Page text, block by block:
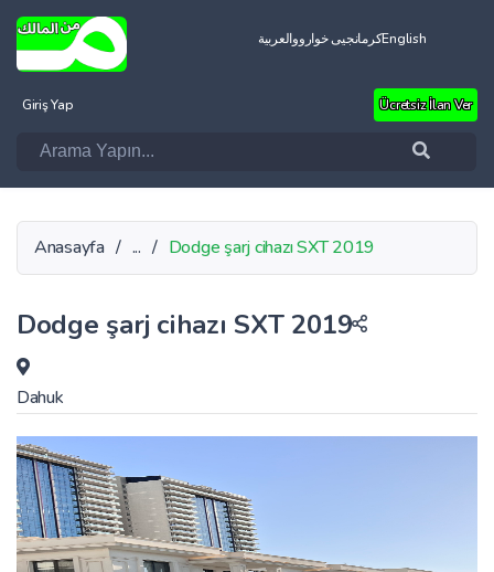
العربيةکرمانجیی خوارووEnglish
Giriş Yap Ücretsiz İlan Ver
Anasayfa / ... / Dodge şarj cihazı SXT 2019
Dodge şarj cihazı SXT 2019
Dahuk